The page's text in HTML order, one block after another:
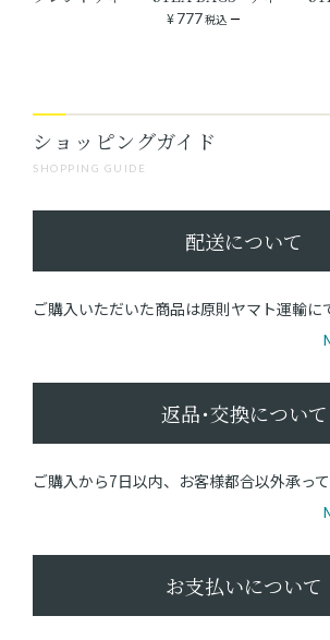
¥777税込
SHOPPING GUIDE
ショッピングガイド
配送について
ご購入いただいた商品は原則ヤマト運輸に
返品･交換について
ご購入から7日以内、お客様都合以外承って
お支払いについて